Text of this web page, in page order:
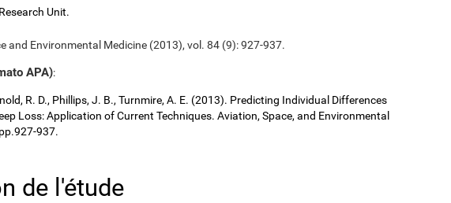
Unit.
and Environmental Medicine (2013), vol. 84 (9): 927-937.
APA):
R. D., Phillips, J. B., Turnmire, A. E. (2013). Predicting Individual Differences
Loss: Application of Current Techniques. Aviation, Space, and Environmental
937.
de l'étude